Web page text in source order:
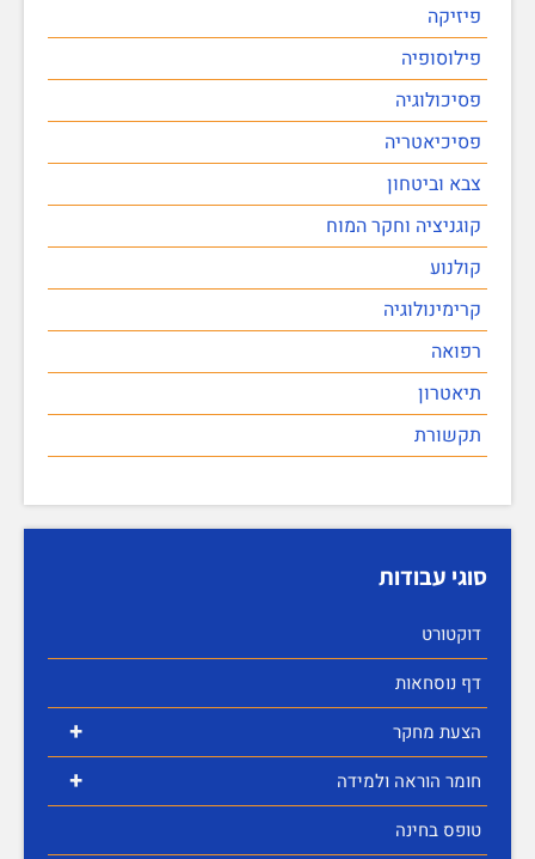
פיזיקה
פילוסופיה
פסיכולוגיה
פסיכיאטריה
צבא וביטחון
קוגניציה וחקר המוח
קולנוע
קרימינולוגיה
רפואה
תיאטרון
תקשורת
סוגי עבודות
דוקטורט
דף נוסחאות
+ הצעת מחקר
+
חומר הוראה ולמידה
טופס בחינה